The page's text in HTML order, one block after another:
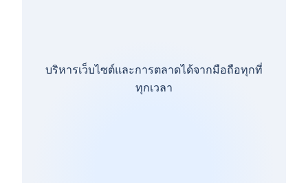
บริหารเว็บไซต์และการตลาดได้จากมือถือทุกที่
ทุกเวลา